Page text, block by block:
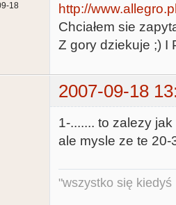
18
http://
Chciałem sie
Z gory dziekuje ;) I
2007-09-18
1-....... to zalezy jak
ale mysle ze te 20-
"wszystko się kiedyś